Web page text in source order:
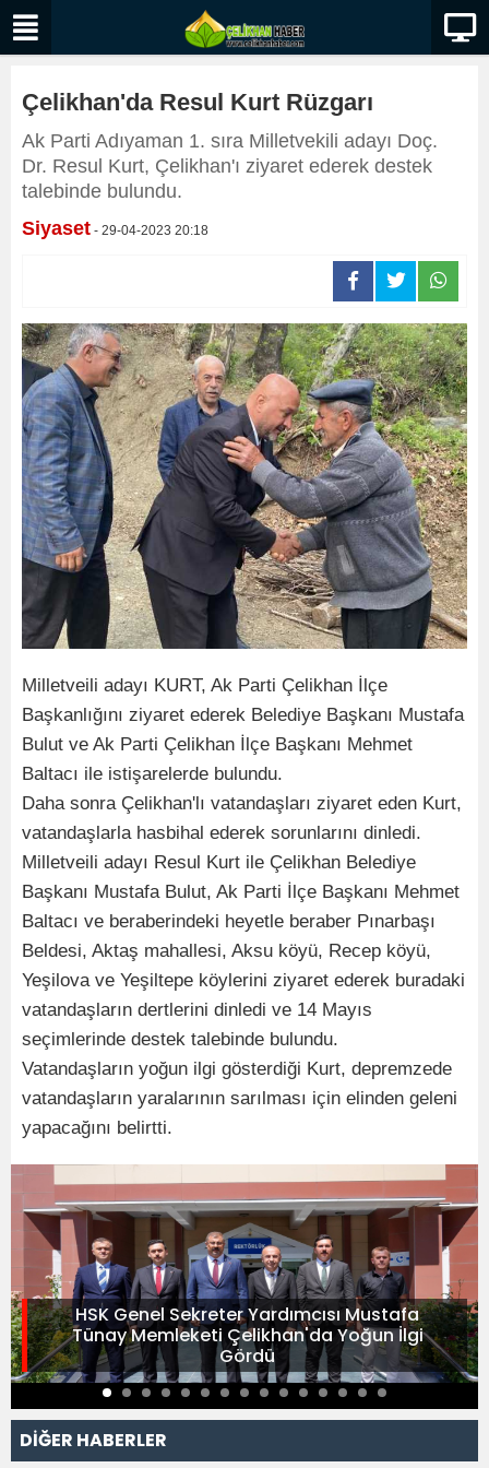
Çelikhan'da Resul Kurt Rüzgarı
Ak Parti Adıyaman 1. sıra Milletvekili adayı Doç.
Dr. Resul Kurt, Çelikhan'ı ziyaret ederek destek
talebinde bulundu.
Siyaset - 29-04-2023 20:18
Milletveili adayı KURT, Ak Parti Çelikhan İlçe
Başkanlığını ziyaret ederek Belediye Başkanı Mustafa
Bulut ve Ak Parti Çelikhan İlçe Başkanı Mehmet
Baltacı ile istişarelerde bulundu.
Daha sonra Çelikhan'lı vatandaşları ziyaret eden Kurt,
vatandaşlarla hasbihal ederek sorunlarını dinledi.
Milletveili adayı Resul Kurt ile Çelikhan Belediye
Başkanı Mustafa Bulut, Ak Parti İlçe Başkanı Mehmet
Baltacı ve beraberindeki heyetle beraber Pınarbaşı
Beldesi, Aktaş mahallesi, Aksu köyü, Recep köyü,
Yeşilova ve Yeşiltepe köylerini ziyaret ederek buradaki
vatandaşların dertlerini dinledi ve 14 Mayıs
seçimlerinde destek talebinde bulundu.
Vatandaşların yoğun ilgi gösterdiği Kurt, depremzede
vatandaşların yaralarının sarılması için elinden geleni
yapacağını belirtti.
HSK Genel Sekreter Yardımcısı Mustafa
Tünay Memleketi Çelikhan'da Yoğun İlgi
Gördü
DİĞER HABERLER